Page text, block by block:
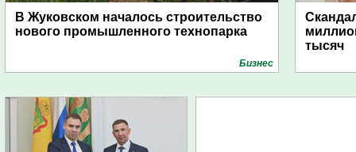
В Жуковском началось строительство
нового промышленного технопарка
Бизнес
тысяч